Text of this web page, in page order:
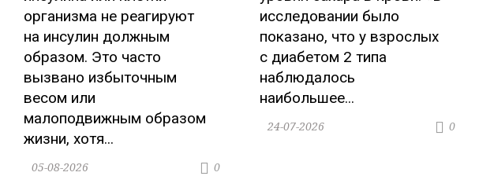
организма не реагируют
на инсулин должным
образом. Это часто
вызвано избыточным
весом или
малоподвижным образом
жизни, хотя...
0
05-08-2026
исследовании было
показано, что у взрослых
с диабетом 2 типа
наблюдалось
наибольшее...
0
24-07-2026